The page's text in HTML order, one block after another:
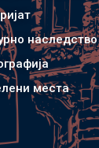
наследство
места